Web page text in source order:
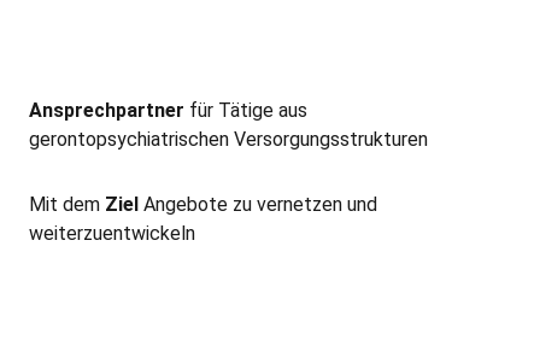
Ansprechpartner für Tätige aus
gerontopsychiatrischen Versorgungsstrukturen
Mit dem Ziel Angebote zu vernetzen und
weiterzuentwickeln